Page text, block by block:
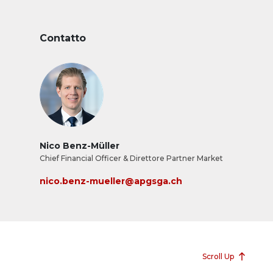
Contatto
Nico Benz-Müller
Chief Financial Officer & Direttore Partner Market
nico.benz-mueller@apgsga.ch
Scroll Up